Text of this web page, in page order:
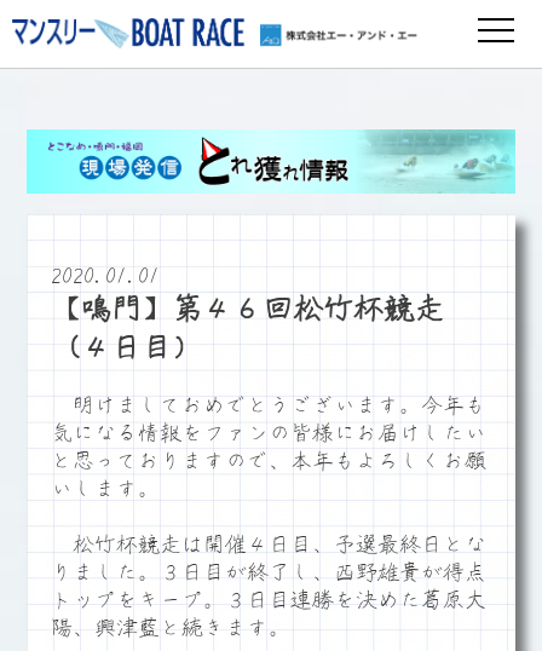
2020.01.01
【鳴門】第４６回松竹杯競走
（４日目）
明けましておめでとうございます。今年も
気になる情報をファンの皆様にお届けしたい
と思っておりますので、本年もよろしくお願
いします。
松竹杯競走は開催４日目、予選最終日とな
りました。３日目が終了し、西野雄貴が得点
トップをキープ。３日目連勝を決めた葛原大
陽、興津藍と続きます。